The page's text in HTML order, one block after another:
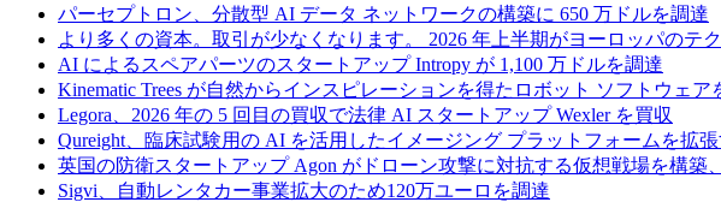
パーセプトロン、分散型 AI データ ネットワークの構築に 650 万ドルを調達
より多くの資本。取引が少なくなります。 2026 年上半期がヨーロッパのテ
AI によるスペアパーツのスタートアップ Intropy が 1,100 万ドルを調達
Kinematic Trees が自然からインスピレーションを得たロボット ソフトウェ
Legora、2026 年の 5 回目の買収で法律 AI スタートアップ Wexler を買収
Qureight、臨床試験用の AI を活用したイメージング プラットフォームを拡
英国の防衛スタートアップ Agon がドローン攻撃に対抗する仮想戦場を構築
Sigvi、自動レンタカー事業拡大のため120万ユーロを調達